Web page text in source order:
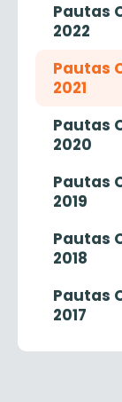
Pautas
2022
Pautas
2021
Pautas
2020
Pautas
2019
Pautas
2018
Pautas
2017